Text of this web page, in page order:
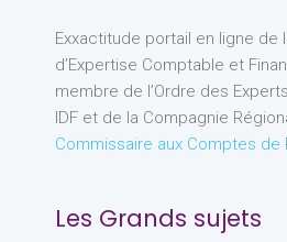
Exxactitude portail en ligne de
d’Expertise Comptable et
membre de l’Ordre des
IDF et de la Compagnie
Commissaire aux Comptes de
Les Grands sujets